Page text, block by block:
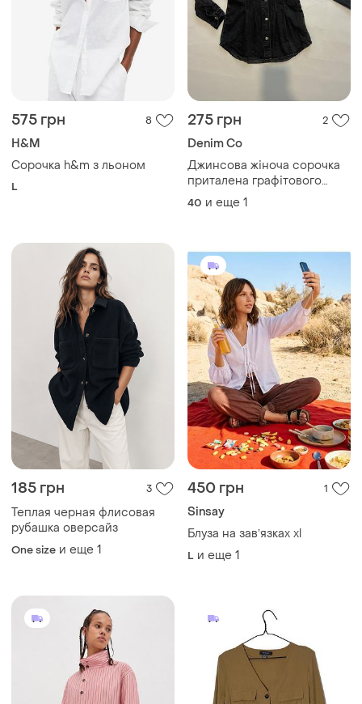
575 грн 8
H&M
Сорочка h&m з льоном
L
275 грн 2
Denim Co
Джинсова жіноча сорочка
приталена графітового
кольору подовжена
40 и еще 1
185 грн 3
Теплая черная флисовая
рубашка оверсайз
One size и еще 1
450 грн 1
Sinsay
Блуза на завʼязках xl
L и еще 1